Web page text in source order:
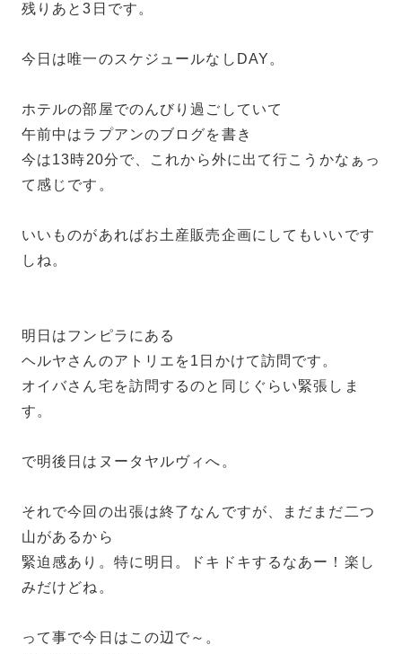
残りあと3日です。
今日は唯一のスケジュールなしDAY。
ホテルの部屋でのんびり過ごしていて
午前中はラプアンのブログを書き
今は13時20分で、これから外に出て行こうかなぁっ
て感じです。
いいものがあればお土産販売企画にしてもいいです
しね。
明日はフンピラにある
ヘルヤさんのアトリエを1日かけて訪問です。
オイバさん宅を訪問するのと同じぐらい緊張しま
す。
で明後日はヌータヤルヴィへ。
それで今回の出張は終了なんですが、まだまだ二つ
山があるから
緊迫感あり。特に明日。ドキドキするなあー！楽し
みだけどね。
って事で今日はこの辺で～。